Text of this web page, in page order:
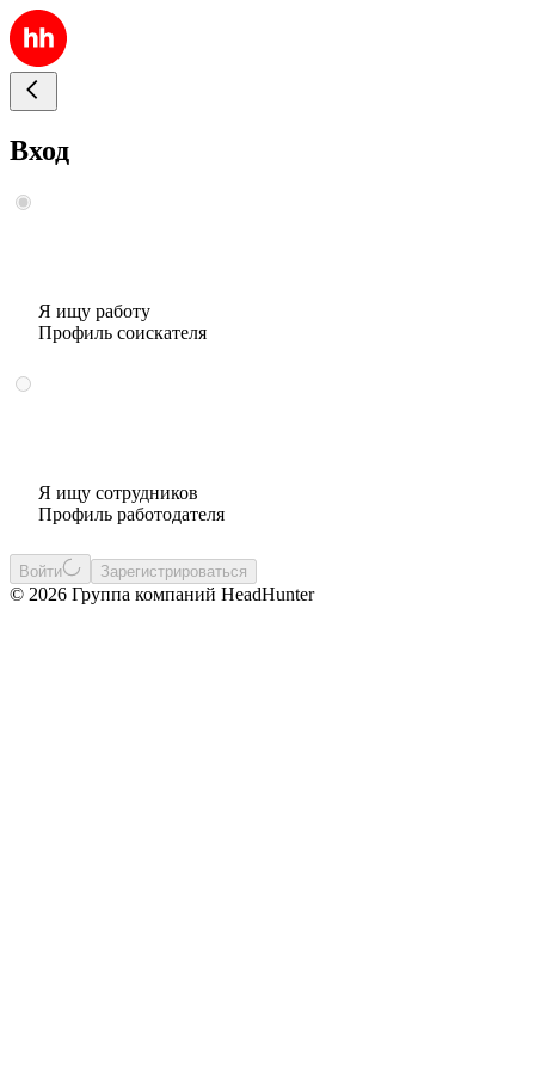
Вход
Я ищу работу
Профиль соискателя
Я ищу сотрудников
Профиль работодателя
Войти Зарегистрироваться
© 2026 Группа компаний HeadHunter